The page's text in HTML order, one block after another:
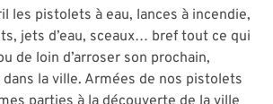
les pistolets à eau, lances à incendie,
jets d’eau, sceaux… bref tout ce qui
de loin d’arroser son prochain,
la ville. Armées de nos pistolets